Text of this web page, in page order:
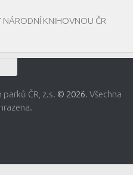
ČR, z.s. © 2026. Všechna